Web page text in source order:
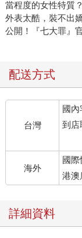
當程度的女性特質
外表太酷，裝不出
公開！『七大罪』
配送方式
台灣
國內
到店
海外
國際
港澳
詳細資料